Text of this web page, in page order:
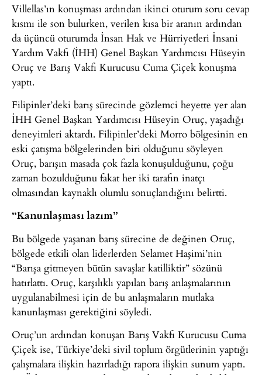
Villellas’ın konuşması ardından ikinci oturum soru cevap
kısmı ile son bulurken, verilen kısa bir aranın ardından
da üçüncü oturumda İnsan Hak ve Hürriyetleri İnsani
Yardım Vakfı (İHH) Genel Başkan Yardımcısı Hüseyin
Oruç ve Barış Vakfı Kurucusu Cuma Çiçek konuşma
yaptı.
Filipinler’deki barış sürecinde gözlemci heyette yer alan
İHH Genel Başkan Yardımcısı Hüseyin Oruç, yaşadığı
deneyimleri aktardı. Filipinler’deki Morro bölgesinin en
eski çatışma bölgelerinden biri olduğunu söyleyen
Oruç, barışın masada çok fazla konuşulduğunu, çoğu
zaman bozulduğunu fakat her iki tarafın inatçı
olmasından kaynaklı olumlu sonuçlandığını belirtti.
“Kanunlaşması lazım”
Bu bölgede yaşanan barış sürecine de değinen Oruç,
bölgede etkili olan liderlerden Selamet Haşimi’nin
“Barışa gitmeyen bütün savaşlar katilliktir” sözünü
hatırlattı. Oruç, karşılıklı yapılan barış anlaşmalarının
uygulanabilmesi için de bu anlaşmaların mutlaka
kanunlaşması gerektiğini söyledi.
Oruç’un ardından konuşan Barış Vakfı Kurucusu Cuma
Çiçek ise, Türkiye’deki sivil toplum örgütlerinin yaptığı
çalışmalara ilişkin hazırladığı rapora ilişkin sunum yaptı.